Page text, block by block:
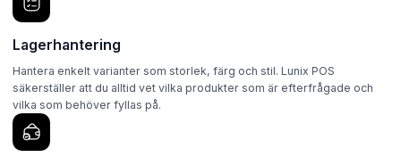
Lagerhantering
Hantera enkelt varianter som storlek, färg och stil. Lunix POS
säkerställer att du alltid vet vilka produkter som är efterfrågade och
vilka som behöver fyllas på.